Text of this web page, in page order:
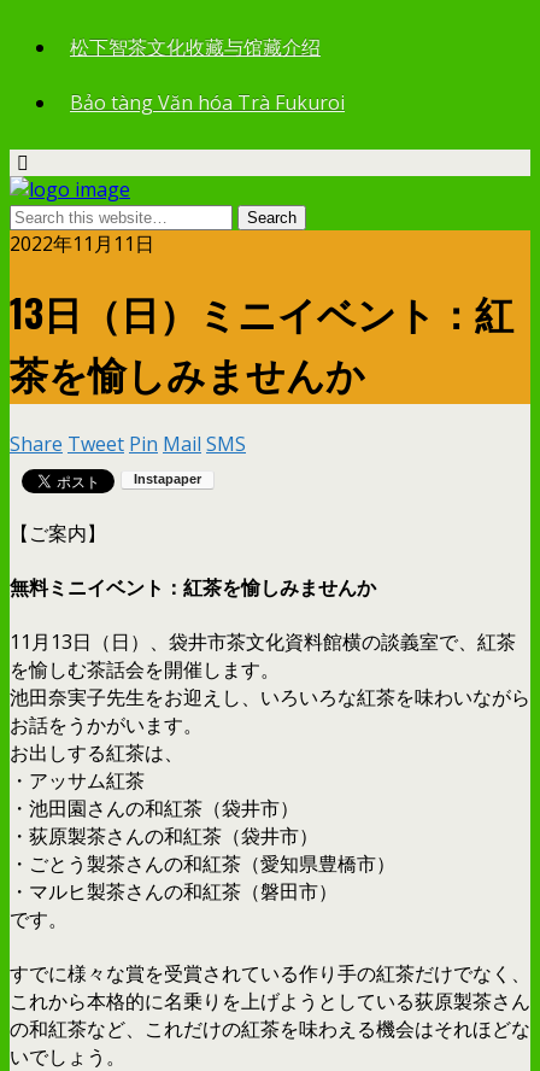
松下智茶文化收藏与馆藏介绍
Bảo tàng Văn hóa Trà Fukuroi
2022年11月11日
13日（日）ミニイベント：紅
茶を愉しみませんか
Share Tweet Pin Mail SMS
【ご案内】
無料ミニイベント：紅茶を愉しみませんか
11月13日（日）、袋井市茶文化資料館横の談義室で、紅茶
を愉しむ茶話会を開催します。
池田奈実子先生をお迎えし、いろいろな紅茶を味わいながら
お話をうかがいます。
お出しする紅茶は、
・アッサム紅茶
・池田園さんの和紅茶（袋井市）
・荻原製茶さんの和紅茶（袋井市）
・ごとう製茶さんの和紅茶（愛知県豊橋市）
・マルヒ製茶さんの和紅茶（磐田市）
です。
すでに様々な賞を受賞されている作り手の紅茶だけでなく、
これから本格的に名乗りを上げようとしている荻原製茶さん
の和紅茶など、これだけの紅茶を味わえる機会はそれほどな
いでしょう。